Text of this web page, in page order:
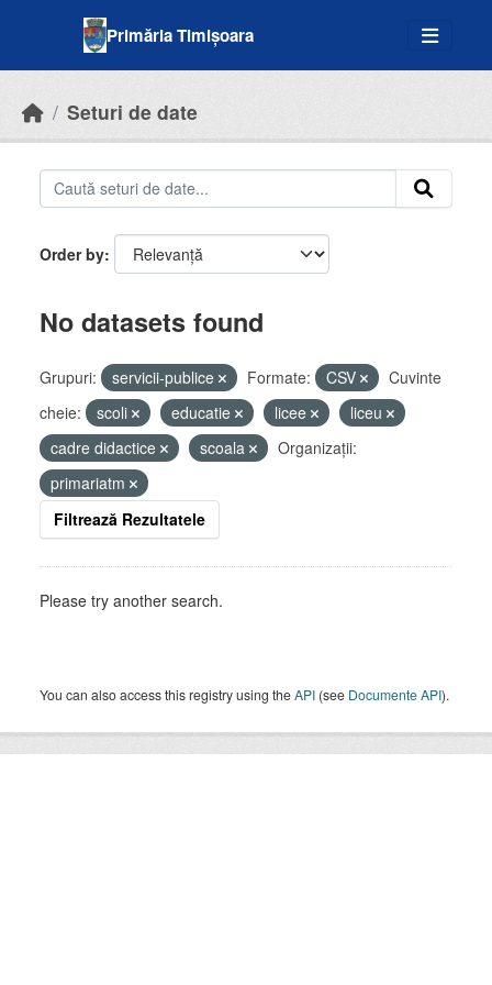
Primăria Timișoara
Seturi de date
Order by
No datasets found
Grupuri: servicii-publice Formate: CSV
Cuvinte
cheie:
scoli educatie licee
liceu
cadre didactice
scoala
Organizații:
primariatm
Filtrează Rezultatele
Please try another search.
You can also access this registry using theAPI (see Documente API).